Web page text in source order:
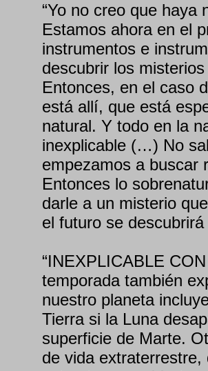
“Yo no creo que haya
Estamos ahora en el
instrumentos e
descubrir los
Entonces, en el caso
está allí, que está
natural. Y todo en la
inexplicable (…) No
empezamos a buscar
Entonces lo
darle a un misterio
el futuro se
“INEXPLICABLE
temporada también
nuestro planeta
Tierra si la Luna
superficie de Marte.
de vida